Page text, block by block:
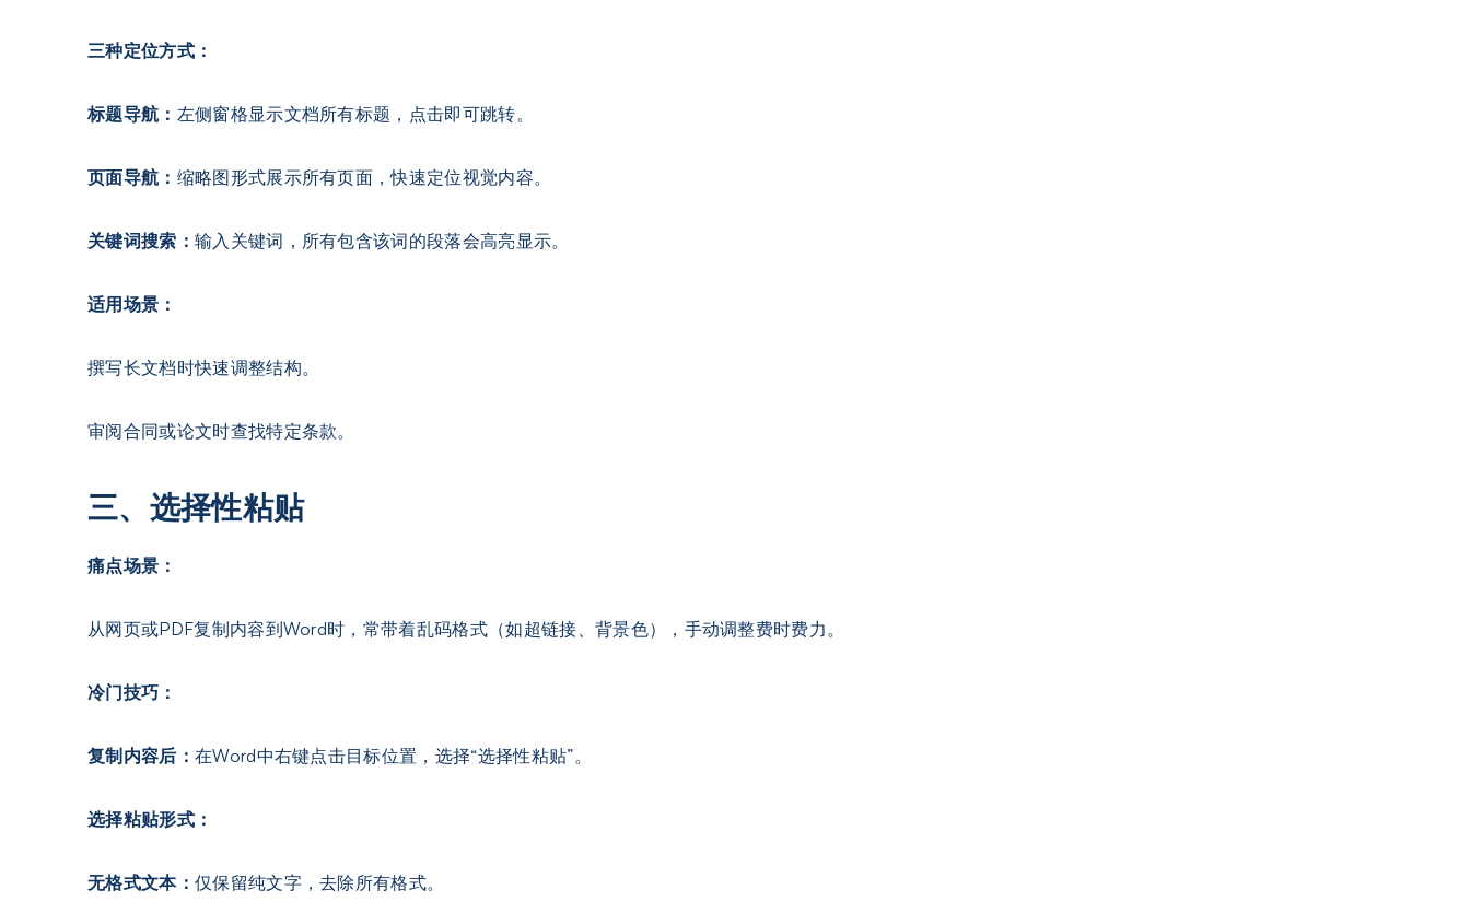
三种定位方式：
标题导航： 左侧窗格显示文档所有标题，点击即可跳转。
页面导航： 缩略图形式展示所有页面，快速定位视觉内容。
关键词搜索： 输入关键词，所有包含该词的段落会高亮显示。
适用场景：
撰写长文档时快速调整结构。
审阅合同或论文时查找特定条款。
三、选择性粘贴
痛点场景：
从网页或PDF复制内容到Word时，常带着乱码格式（如超链接、背景色），手动调整费时费力。
冷门技巧：
复制内容后： 在Word中右键点击目标位置，选择“选择性粘贴”。
选择粘贴形式：
无格式文本： 仅保留纯文字，去除所有格式。